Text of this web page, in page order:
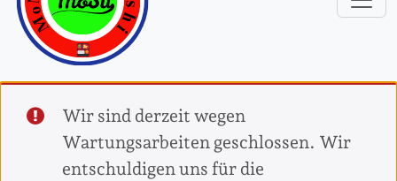
Wir sind derzeit wegen
Wartungsarbeiten geschlossen. Wir
entschuldigen uns für die